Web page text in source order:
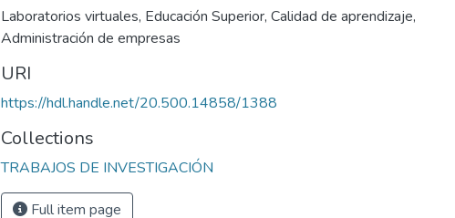
Laboratorios virtuales, Educación Superior, Calidad de aprendizaje,
Administración de empresas
URI
https://hdl.handle.net/20.500.14858/1388
Collections
TRABAJOS DE INVESTIGACIÓN
Full item page